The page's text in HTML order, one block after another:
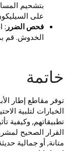
بتشحيم
على
فحص الضرر:
الخدوش. قم
مقاطع إطار
لتلبية
وكيفية
الصحيح
أو جمالية